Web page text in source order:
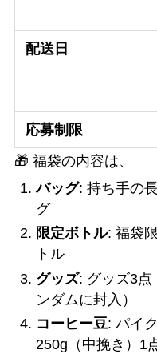
配送日
応募制限
🎁 福袋の内容は、
バッグ: 持ち手の
グ
限定ボトル: 福袋
トル
グッズ: グッズ3点
ンダムに封入）
コーヒー豆: パイ
250g（中挽き）1